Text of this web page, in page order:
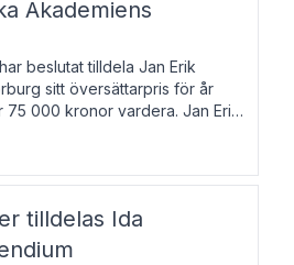
Akademiens
beslutat tilldela Jan Erik
sitt översättarpris för år
75 000 kronor vardera. Jan Erik
från tyska. Han är
tilldelas Ida